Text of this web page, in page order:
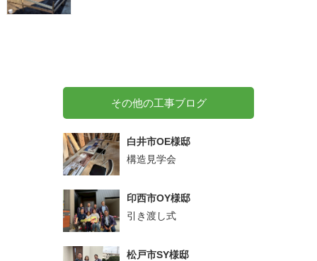
その他の工事ブログ
白井市OE様邸
構造見学会
印西市OY様邸
引き渡し式
松戸市SY様邸